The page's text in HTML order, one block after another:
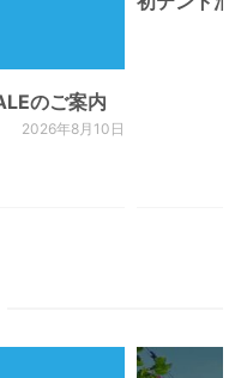
のご案内
2026年8月10日